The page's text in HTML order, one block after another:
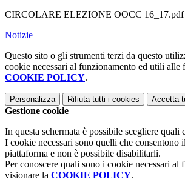
CIRCOLARE ELEZIONE OOCC 16_17.pdf
Notizie
Questo sito o gli strumenti terzi da questo
cookie necessari al funzionamento ed utili alle
COOKIE POLICY.
Personalizza Rifiuta tutti i cookies Accetta
Gestione cookie
In questa schermata è possibile scegliere quali
I cookie necessari sono quelli che consentono
piattaforma e non è possibile disabilitarli.
Per conoscere quali sono i cookie necessari al
visionare la COOKIE POLICY.